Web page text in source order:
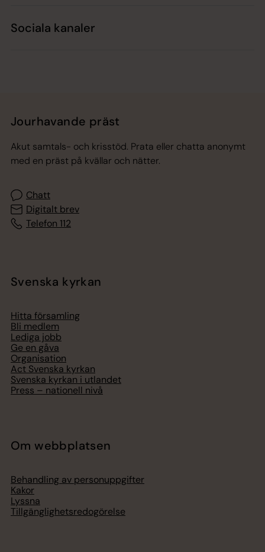
Sociala kanaler
Jourhavande präst
Akut samtals- och krisstöd. Prata eller chatta anonymt
med en präst på kvällar och nätter.
Chatt
Digitalt brev
Telefon 112
Svenska kyrkan
Hitta församling
Bli medlem
Lediga jobb
Ge en gåva
Organisation
Act Svenska kyrkan
Svenska kyrkan i utlandet
Press – nationell nivå
Om webbplatsen
Behandling av personuppgifter
Kakor
Lyssna
Tillgänglighetsredogörelse